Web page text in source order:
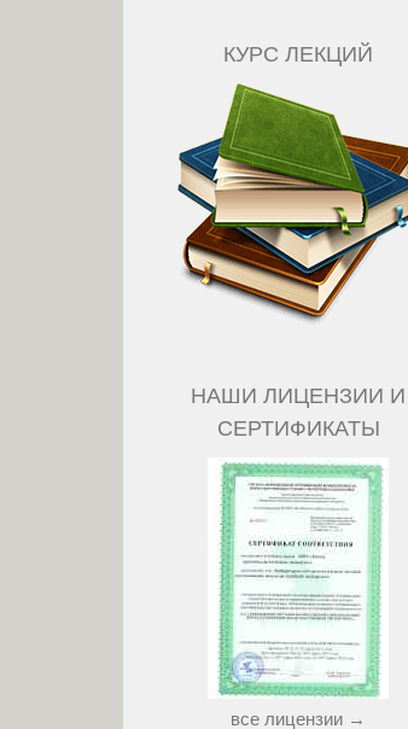
КУРС ЛЕКЦИЙ
НАШИ ЛИЦЕНЗИИ И
СЕРТИФИКАТЫ
все лицензии →